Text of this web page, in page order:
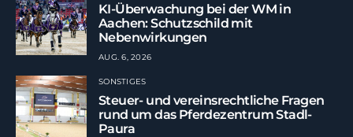
KI-Überwachung bei der WM in
Aachen: Schutzschild mit
Nebenwirkungen
AUG. 6, 2026
SONSTIGES
Steuer- und vereinsrechtliche Fragen
rund um das Pferdezentrum Stadl-
Paura